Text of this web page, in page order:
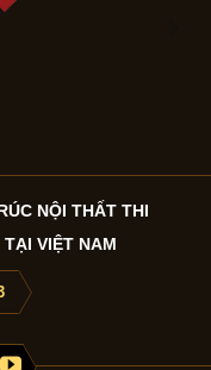
NỘI THẤT THI
VIỆT NAM